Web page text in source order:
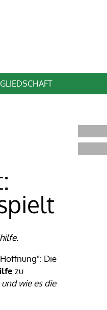
Die
zu
wie es die